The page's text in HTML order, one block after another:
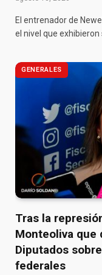
El entrenador de
el nivel que exhibieron
GENERALES
Tras la
Monteoliva que
Diputados
federales